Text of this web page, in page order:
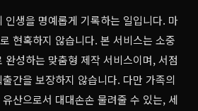
인생을 명예롭게 기록하는 일입니다. 마
현혹하지 않습니다. 본 서비스는 소중
완성하는 맞춤형 제작 서비스이며, 서점
간을 보장하지 않습니다. 다만 가족의
산으로서 대대손손 물려줄 수 있는, 세